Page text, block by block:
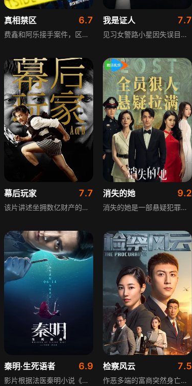
真相禁区 6.7
费鑫和阿乐接手案件，区鉴的妻子南方生下本不该属于他的孩子，他想查清孩子来路却遭杀手索命，发现一切都是妻子的阴谋。蒙冤入狱5年的谢天佑开始对区鉴的报复，利用高智商犯罪夺回一切。费鑫查到区鉴与新进职员唐蝉关系微妙，南方发现好友沈嘉美竟是区鉴前妻。区鉴深陷与杀手对抗、与妻子周旋、与女职员邂逅、与前妻重逢的危机，每个人的爱里都藏着不为人知的秘密。
我是证人 7.7
见习女警路小星因失误目睹弟弟死亡，自己双目失明，却因失明刺激其他感官活跃，能察觉常人忽视的细节。雨夜她偶然成为车祸证人，洞察力让老刑警鲁力折服，但自称目击的林冲描述与她截然相反。与此同时，两人已成为犯人灭口目标，真相究竟是什么，他们能否化险为夷。
幕后玩家 7.7
该片讲述坐拥数亿财产的钟小年，在事业如日中天之时突遭意外，麻烦不断的故事。原本风光无限的他，接连陷入一系列囧境，在一次次的危机与困境中挣扎，历经种种波折后，钟小年逐渐认清自我，一步步实现了自我救赎，展现了人物在困境中的成长与转变。
消失的她 9.2
消失的她是一部悬疑犯罪电影，改编自前苏联电影《为单身汉设下的陷阱》，讲述东南亚某国，年轻男子何非疯狂寻找失踪的妻子李木子，当地警局视若罔闻。某天清晨，何非发现身边躺着陌生女子，对方竟声称是他妻子。何非找来华人警察郑成试图揭穿，却发现种种迹象证明对方身份真实。何非认为妻子被绑架，求助金牌律师陈麦调查，过程中细微线索浮出，更黑暗的真相也逐渐暴露。影片展现了悬疑与人性的复杂。
秦明·生死语者 6.9
影片根据法医秦明小说《尸语者》改编，讲述被誉为“鬼手佛心”的“尸语者”秦明解剖过1000多具尸体从未出错，却因意外发现泡在福尔马林里6年的“无语体师”死于他杀，引发媒体质疑误判，被舆论推至风口浪尖。在尸体留下的线索指引下，秦明在实习助手嘉嘉和刑警队长林涛的协助下，发现了尘封16年的雪灾杀人案、误判6年的“无语体师”他杀案、悬而无果的IT男肺炸案背后的秘密。经历这一系列变故，秦明最终成为“为死者言，为生者权”的“生死语者”。
检察风云 7.5
作恶多端的富商突然身亡，检方在调查中竟牵扯出一起深埋多年的旧案，层层解扣，指引着年轻的检察官探寻背后更大的黑幕。真相逐渐逼近，所有人都被迫卷进这场命运的漩涡，正义和罪恶的势力陷入敌我难辨的生死对抗，看似尘埃落定的终局下竟然还隐藏着更触目惊心的答案，检察官们面临着巨大的考验。